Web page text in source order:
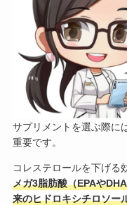
サプリメントを選ぶ際に
重要です。
コレステロールを下げる
メガ3脂肪酸（EPAや
来のヒドロキシチロソー